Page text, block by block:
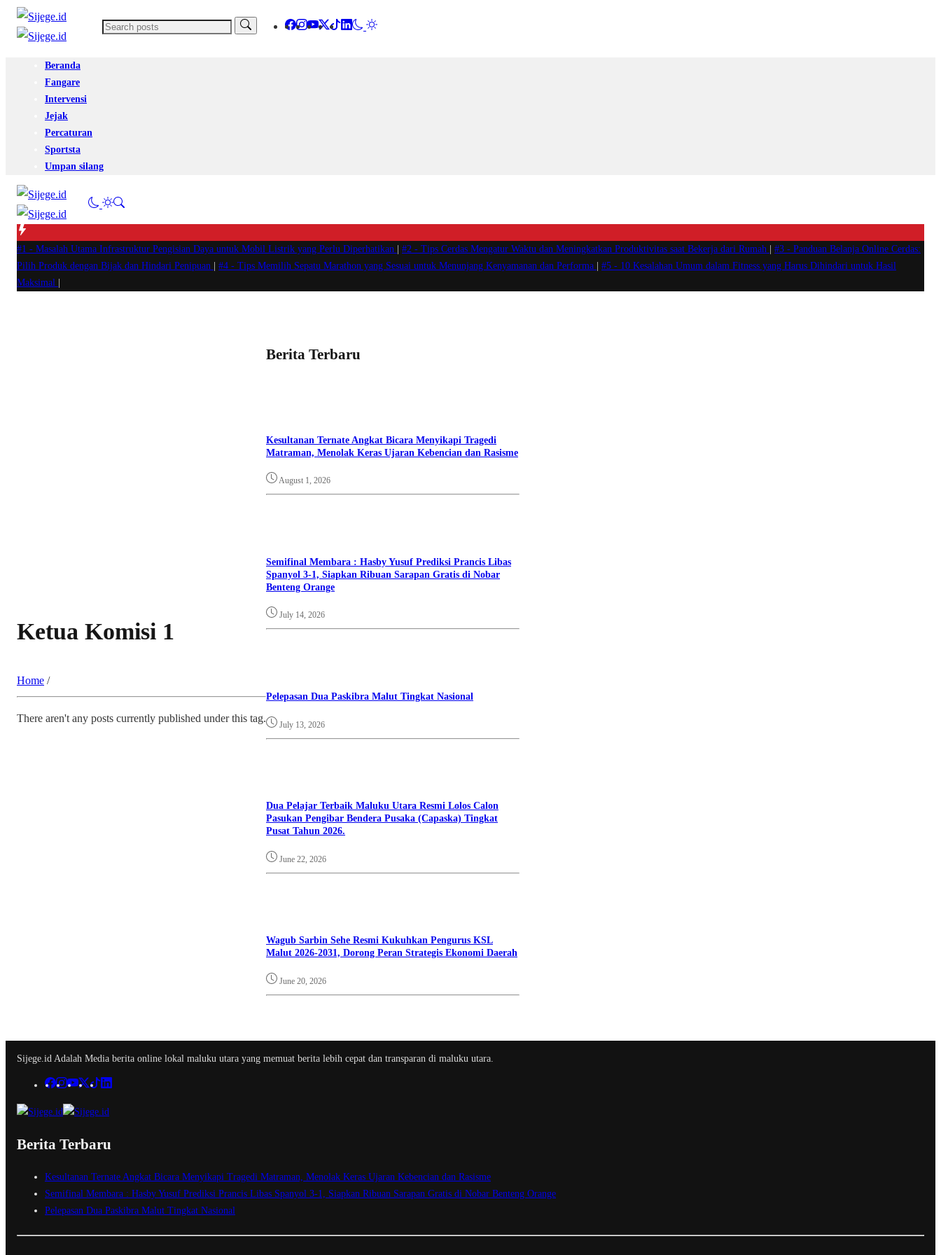
Beranda
Fangare
Intervensi
Jejak
Percaturan
Sportsta
Umpan silang
#1 - Masalah Utama Infrastruktur Pengisian Daya untuk Mobil Listrik yang Perlu Diperhatikan #2 - Tips Cerdas Mengatur Waktu dan Meningkatkan Produktivitas saat Bekerja dari Rumah #3 - Panduan Belanja Online Cerdas:
Pilih Produk dengan Bijak dan Hindari Penipuan
#4 - Tips Memilih Sepatu Marathon yang Sesuai untuk Menunjang Kenyamanan dan Performa #5 - 10 Kesalahan Umum dalam Fitness yang Harus Dihindari untuk Hasil
Maksimal
Ketua Komisi 1
Home /
There aren't any posts currently published under this tag.
Berita Terbaru
Kesultanan Ternate Angkat Bicara Menyikapi Tragedi
Matraman, Menolak Keras Ujaran Kebencian dan Rasisme
August 1, 2026
Semifinal Membara : Hasby Yusuf Prediksi Prancis Libas
Spanyol 3-1, Siapkan Ribuan Sarapan Gratis di Nobar
Benteng Orange
July 14, 2026
Pelepasan Dua Paskibra Malut Tingkat Nasional
July 13, 2026
Dua Pelajar Terbaik Maluku Utara Resmi Lolos Calon
Pasukan Pengibar Bendera Pusaka (Capaska) Tingkat
Pusat Tahun 2026.
June 22, 2026
Wagub Sarbin Sehe Resmi Kukuhkan Pengurus KSL
Malut 2026-2031, Dorong Peran Strategis Ekonomi Daerah
June 20, 2026
Sijege.id Adalah Media berita online lokal maluku utara yang memuat berita lebih cepat dan transparan di maluku utara.
Berita Terbaru
Kesultanan Ternate Angkat Bicara Menyikapi Tragedi Matraman, Menolak Keras Ujaran Kebencian dan Rasisme
Semifinal Membara : Hasby Yusuf Prediksi Prancis Libas Spanyol 3-1, Siapkan Ribuan Sarapan Gratis di Nobar Benteng Orange
Pelepasan Dua Paskibra Malut Tingkat Nasional